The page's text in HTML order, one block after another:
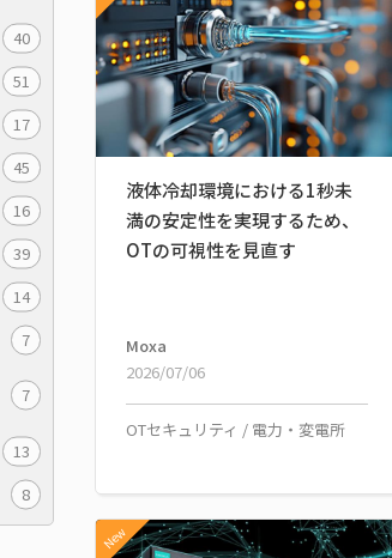
液体冷却環境における1秒未
満の安定性を実現するため、
OTの可視性を見直す
Moxa
2026/07/06
OTセキュリティ / 電力・変電所
New
40
51
17
45
16
39
14
7
7
13
8